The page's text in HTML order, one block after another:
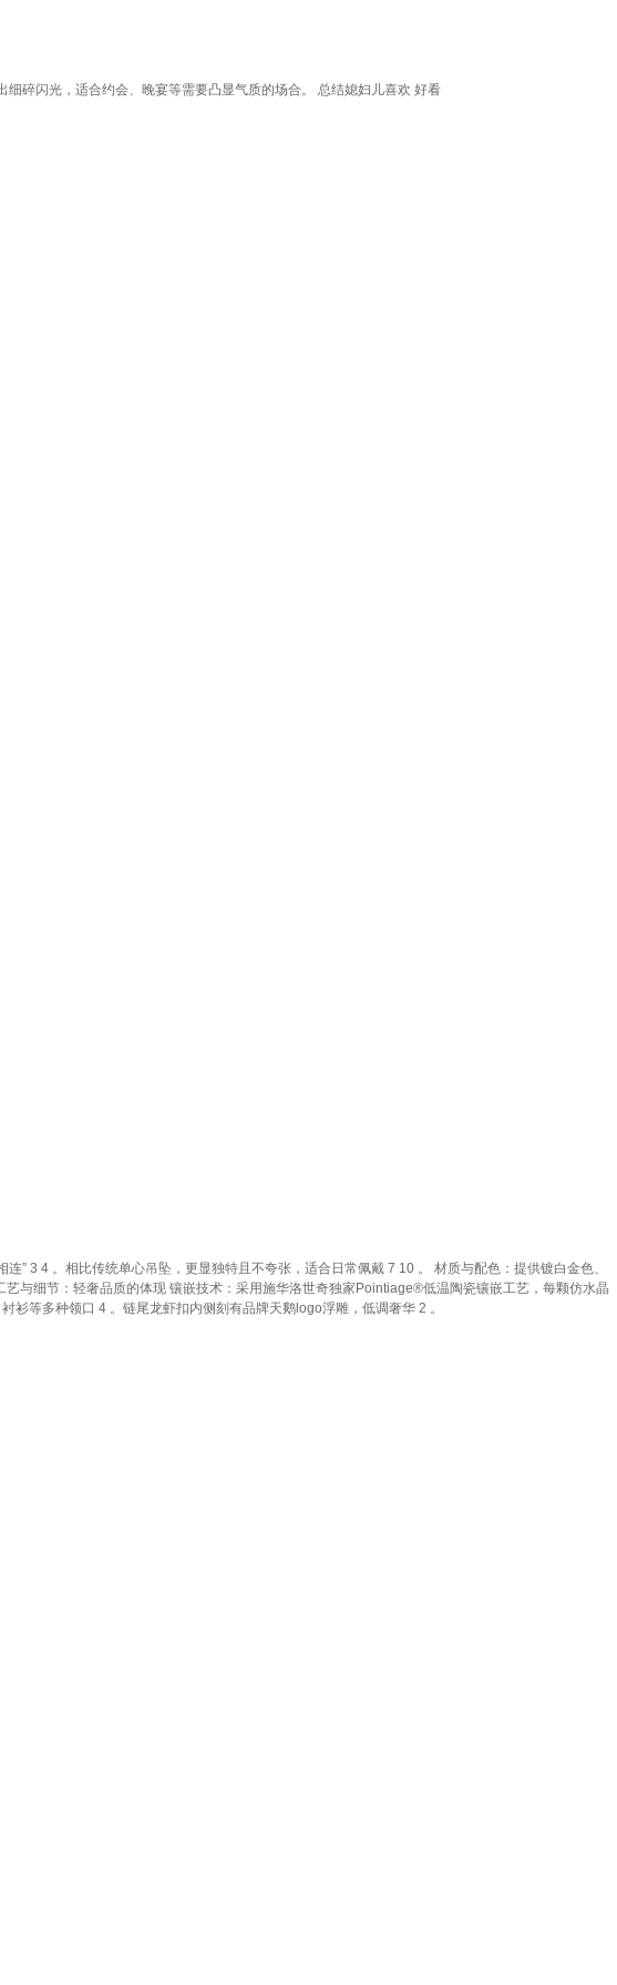
碎闪光，适合约会、晚宴等需要凸显气质的场合。 总结媳妇儿喜欢 好看
” 3 4 。相比传统单心吊坠，更显独特且不夸张，适合日常佩戴 7 10 。 材质与配色：提供镀白金色、
与细节：轻奢品质的体现 镶嵌技术：采用施华洛世奇独家Pointiage®低温陶瓷镶嵌工艺，每颗仿水晶
等多种领口 4 。链尾龙虾扣内侧刻有品牌天鹅logo浮雕，低调奢华 2 。